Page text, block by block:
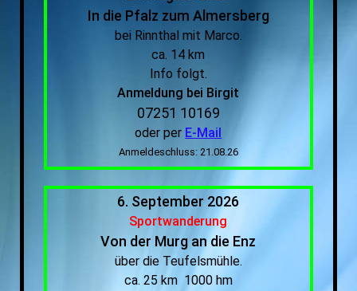
In die Pfalz zum Almersberg
bei Rinnthal mit Marco.
ca. 14 km
Info folgt.
Anmeldung bei Birgit
07251 10169
oder per E-Mail
Anmeldeschluss: 21.08.26
6. September 2026
Sportwanderung
Von der Murg an die Enz
über die Teufelsmühle.
ca. 25 km 1000 hm